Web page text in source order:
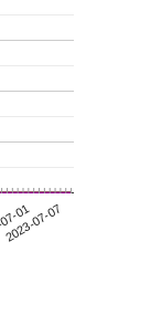
01
2023-07-07